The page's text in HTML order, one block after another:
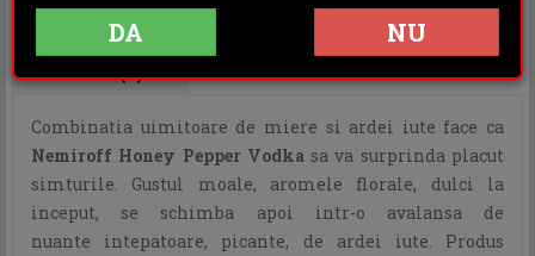
DESCRIERE INFORMATII ADITIONALE
OPINII (0)
Combinatia uimitoare de miere si ardei iute face ca
Nemiroff Honey Pepper Vodkasa va surprinda placut
simturile. Gustul moale, aromele florale, dulci la
inceput, se schimba apoi intr-o avalansa de
nuante intepatoare, picante, de ardei iute. Produs
DA NU